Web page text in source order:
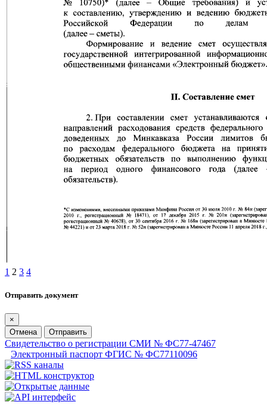
1 2 3 4
Отправить документ
×
Отмена
Отправить
Свидетельство о регистрации СМИ № ФС77-47467
Электронный паспорт ФГИС № ФС77110096